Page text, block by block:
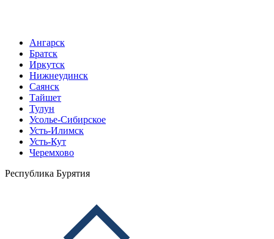
Ангарск
Братск
Иркутск
Нижнеудинск
Саянск
Тайшет
Тулун
Усолье-Сибирское
Усть-Илимск
Усть-Кут
Черемхово
Республика Бурятия